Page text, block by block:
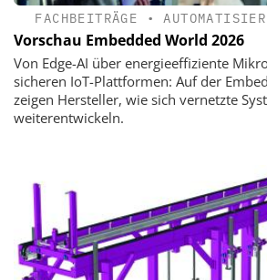
FACHBEITRÄGE •
Vorschau Embedded World 2026
Von Edge-AI über energieeffiziente
sicheren IoT-Plattformen: Auf der
zeigen Hersteller, wie sich vernetzte
weiterentwickeln.